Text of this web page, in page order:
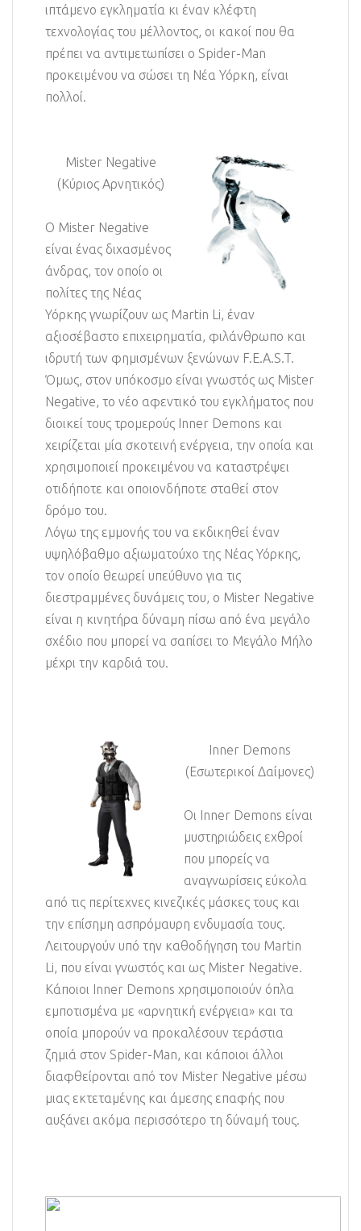
ιπτάμενο εγκληματία κι έναν κλέφτη
τεχνολογίας του μέλλοντος, οι κακοί που θα
πρέπει να αντιμετωπίσει ο Spider-Man
προκειμένου να σώσει τη Νέα Υόρκη, είναι
πολλοί.
Mister Negative
(Κύριος Αρνητικός)
Ο Mister Negative
είναι ένας διχασμένος
άνδρας, τον οποίο οι
πολίτες της Νέας
Υόρκης γνωρίζουν ως Martin Li, έναν
αξιοσέβαστο επιχειρηματία, φιλάνθρωπο και
ιδρυτή των φημισμένων ξενώνων F.E.A.S.T.
Όμως, στον υπόκοσμο είναι γνωστός ως Mister
Negative, το νέο αφεντικό του εγκλήματος που
διοικεί τους τρομερούς Inner Demons και
χειρίζεται μία σκοτεινή ενέργεια, την οποία και
χρησιμοποιεί προκειμένου να καταστρέψει
οτιδήποτε και οποιονδήποτε σταθεί στον
δρόμο του.
Λόγω της εμμονής του να εκδικηθεί έναν
υψηλόβαθμο αξιωματούχο της Νέας Υόρκης,
τον οποίο θεωρεί υπεύθυνο για τις
διεστραμμένες δυνάμεις του, ο Mister Negative
είναι η κινητήρα δύναμη πίσω από ένα μεγάλο
σχέδιο που μπορεί να σαπίσει το Μεγάλο Μήλο
μέχρι την καρδιά του.
Inner Demons
(Εσωτερικοί Δαίμονες)
Οι Inner Demons είναι
μυστηριώδεις εχθροί
που μπορείς να
αναγνωρίσεις εύκολα
από τις περίτεχνες κινεζικές μάσκες τους και
την επίσημη ασπρόμαυρη ενδυμασία τους.
Λειτουργούν υπό την καθοδήγηση του Martin
Li, που είναι γνωστός και ως Mister Negative.
Κάποιοι Inner Demons χρησιμοποιούν όπλα
εμποτισμένα με «αρνητική ενέργεια» και τα
οποία μπορούν να προκαλέσουν τεράστια
ζημιά στον Spider-Man, και κάποιοι άλλοι
διαφθείρονται από τον Mister Negative μέσω
μιας εκτεταμένης και άμεσης επαφής που
αυξάνει ακόμα περισσότερο τη δύναμή τους.